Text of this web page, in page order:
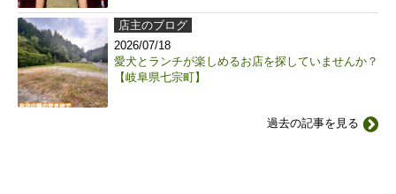
店主のブログ
2026/07/18
愛犬とランチが楽しめるお店を探していませんか？
【岐阜県七宗町】
過去の記事を見る